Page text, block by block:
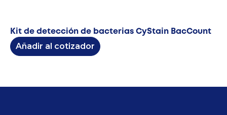
Kit de detección de bacterias CyStain BacCount
Añadir al cotizador